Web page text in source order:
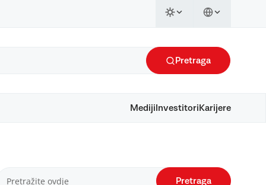
Pretraga
Mediji Investitori Karijere
Pretraga